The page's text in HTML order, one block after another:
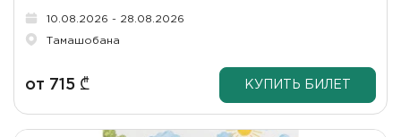
10.08.2026 - 28.08.2026
Тамашобана
от 715 ₾ КУПИТЬ БИЛЕТ